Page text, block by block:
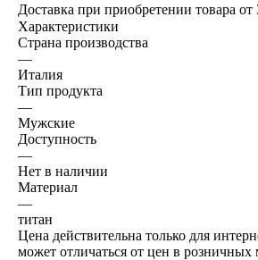
Доставка при приобретении товара от
Характеристики
Страна производства
—
Италия
Тип продукта
—
Мужские
Доступность
—
Нет в наличии
Материал
—
титан
Цена действительна только для
может отличаться от цен в розничных